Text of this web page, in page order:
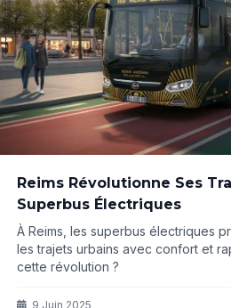
Reims Révolutionne Ses
Superbus Électriques
À Reims, les superbus électriques
les trajets urbains avec confort et
cette révolution ?
9 Juin 2025